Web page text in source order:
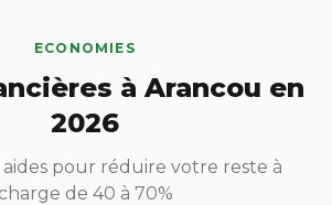
ECONOMIES
à Arancou en
2026
pour réduire votre reste à
charge de 40 à 70%